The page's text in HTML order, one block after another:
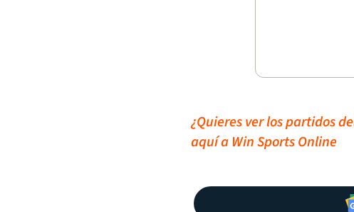
¿Quieres ver los partidos
aquí a Win Sports Online